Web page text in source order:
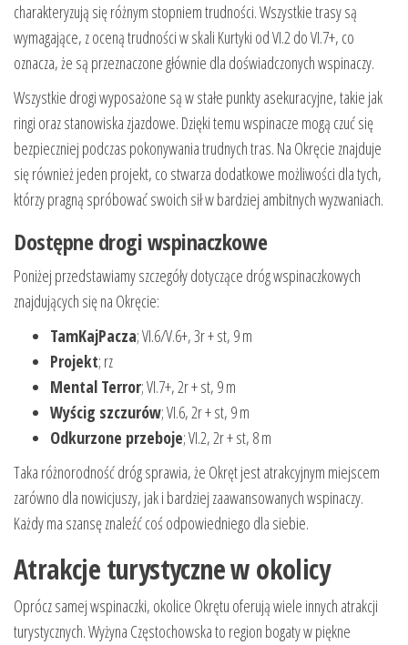
charakteryzują się różnym stopniem trudności. Wszystkie trasy są
wymagające, z oceną trudności w skali Kurtyki od VI.2 do VI.7+, co
oznacza, że są przeznaczone głównie dla doświadczonych wspinaczy.
Wszystkie drogi wyposażone są w stałe punkty asekuracyjne, takie jak
ringi oraz stanowiska zjazdowe. Dzięki temu wspinacze mogą czuć się
bezpieczniej podczas pokonywania trudnych tras. Na Okręcie znajduje
się również jeden projekt, co stwarza dodatkowe możliwości dla tych,
którzy pragną spróbować swoich sił w bardziej ambitnych wyzwaniach.
Dostępne drogi wspinaczkowe
Poniżej przedstawiamy szczegóły dotyczące dróg wspinaczkowych
znajdujących się na Okręcie:
TamKajPacza; VI.6/V.6+, 3r + st, 9 m
Projekt; rz
Mental Terror; VI.7+, 2r + st, 9 m
Wyścig szczurów; VI.6, 2r + st, 9 m
Odkurzone przeboje; VI.2, 2r + st, 8 m
Taka różnorodność dróg sprawia, że Okręt jest atrakcyjnym miejscem
zarówno dla nowicjuszy, jak i bardziej zaawansowanych wspinaczy.
Każdy ma szansę znaleźć coś odpowiedniego dla siebie.
Atrakcje turystyczne w okolicy
Oprócz samej wspinaczki, okolice Okrętu oferują wiele innych atrakcji
turystycznych. Wyżyna Częstochowska to region bogaty w piękne